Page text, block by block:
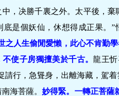
，决勝千裏之外。太平後，
底是個妖仙，休想得成正果。
之人生偷閒愛懶，此心不肯勤
不使子房獨擅美於千古。龍王
請行，急聳身，出離海藏，駕
海菩薩。妙得緊。一轉正菩薩